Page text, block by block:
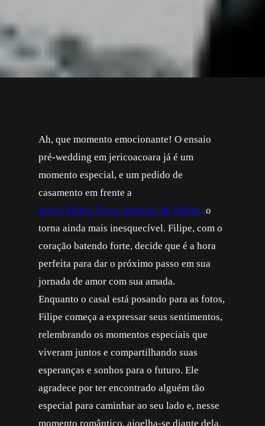
Ah, que momento emocionante! O ensaio
pré-wedding em jericoacoara já é um
momento especial, e um pedido de
casamento em frente a
Igreja Matriz Nossa Senhora de Fátima, o
torna ainda mais inesquecível. Filipe, com o
coração batendo forte, decide que é a hora
perfeita para dar o próximo passo em sua
jornada de amor com sua amada.
Enquanto o casal está posando para as fotos,
Filipe começa a expressar seus sentimentos,
relembrando os momentos especiais que
viveram juntos e compartilhando suas
esperanças e sonhos para o futuro. Ele
agradece por ter encontrado alguém tão
especial para caminhar ao seu lado e, nesse
momento romântico, ajoelha-se diante dela,